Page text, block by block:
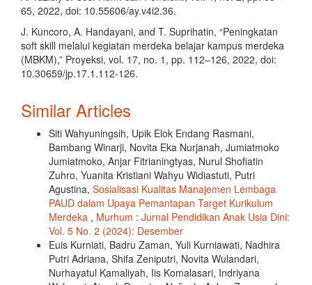
65, 2022, doi: 10.55606/ay.v4i2.36.
J. Kuncoro, A. Handayani, and T. Suprihatin, “Peningkatan
soft skill melalui kegiatan merdeka belajar kampus merdeka
(MBKM),” Proyeksi, vol. 17, no. 1, pp. 112–126, 2022, doi:
10.30659/jp.17.1.112-126.
Similar Articles
Siti Wahyuningsih, Upik Elok Endang Rasmani,
Bambang Winarji, Novita Eka Nurjanah, Jumiatmoko
Jumiatmoko, Anjar Fitrianingtyas, Nurul Shofiatin
Zuhro, Yuanita Kristiani Wahyu Widiastuti, Putri
Agustina, Sosialisasi Kualitas Manajemen Lembaga
PAUD dalam Upaya Pemantapan Target Kurikulum
Merdeka , Murhum : Jurnal Pendidikan Anak Usia Dini:
Vol. 5 No. 2 (2024): Desember
Euis Kurniati, Badru Zaman, Yuli Kurniawati, Nadhira
Putri Adriana, Shifa Zeniputri, Novita Wulandari,
Nurhayatul Kamaliyah, Iis Komalasari, Indriyana